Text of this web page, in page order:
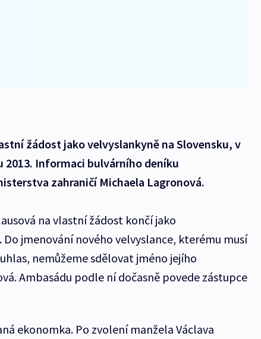
žádost jako velvyslankyně na Slovensku, v
Informaci bulvárního deníku
zahraničí Michaela Lagronová.
na vlastní žádost končí jako
jmenování nového velvyslance, kterému musí
nemůžeme sdělovat jméno jejího
Ambasádu podle ní dočasně povede zástupce
ekonomka. Po zvolení manžela Václava